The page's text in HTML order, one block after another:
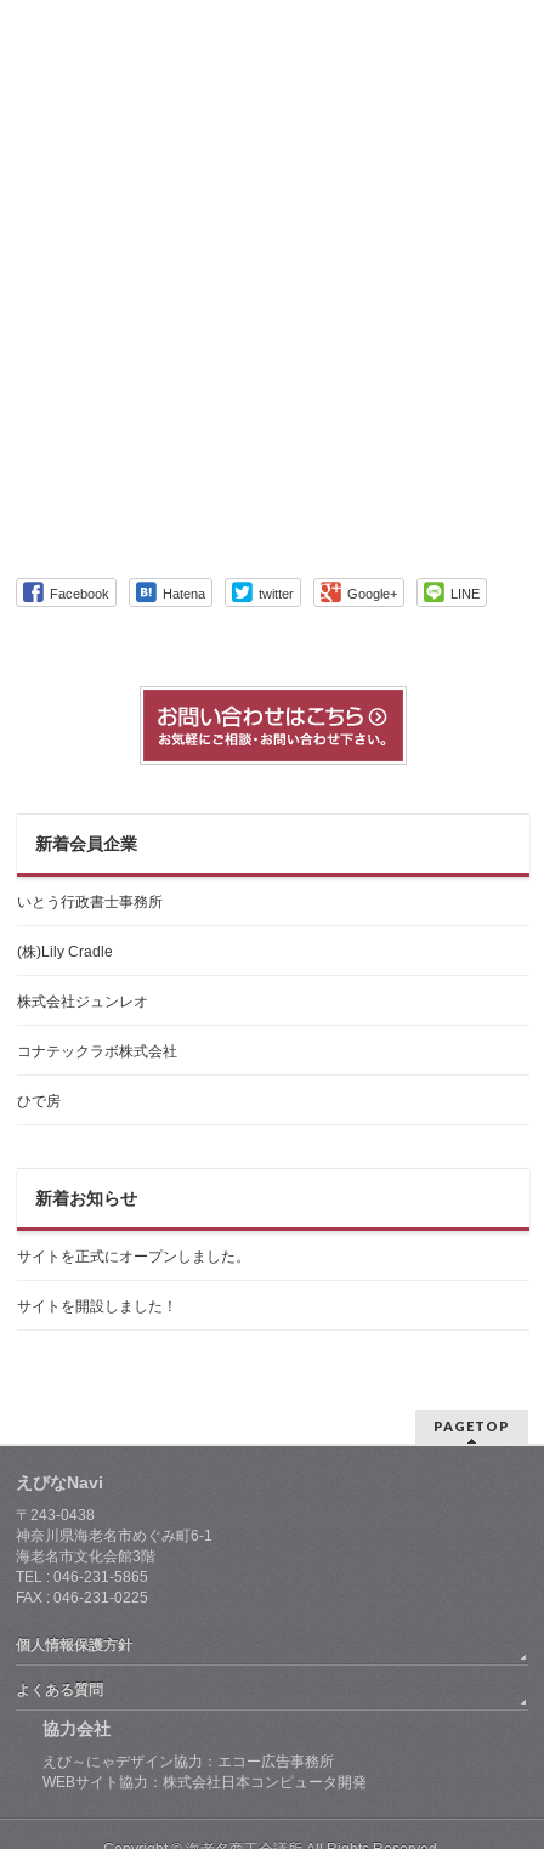
Facebook Hatena twitter Google+ LINE
新着会員企業
いとう行政書士事務所
(株)Lily Cradle
株式会社ジュンレオ
コナテックラボ株式会社
ひで房
新着お知らせ
サイトを正式にオープンしました。
サイトを開設しました！
PAGETOP
えびなNavi
〒243-0438
神奈川県海老名市めぐみ町6-1
海老名市文化会館3階
TEL : 046-231-5865
FAX : 046-231-0225
個人情報保護方針
よくある質問
協力会社
えび～にゃデザイン協力：エコー広告事務所
WEBサイト協力：株式会社日本コンピュータ開発